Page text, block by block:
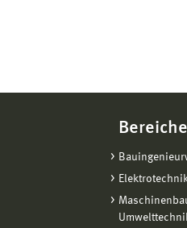
Bereiche